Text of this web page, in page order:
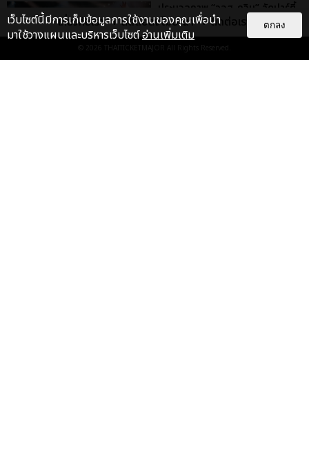
ประมวลภาพ “จอส-กวิน” จัดปาร์ตี้
ริมหาดสุดฮอต ในคอนเสิร์ตครั้งยิ่ง
ใหญ่ “JOSS GAWIN HEAT ...
EXCLUSIVE : 34
เกี่ยวกับเรา ติดต่อลงโฆษณา ติดต่อเรา
© 2026 THAITICKETMAJOR All Rights Reserved.
เว็บไซต์นี้มีการเก็บข้อมูลการใช้งานของคุณเพื่อนำ
มาใช้วางแผนและบริหารเว็บไซต์อ่านเพิ่มเติม
ตกลง